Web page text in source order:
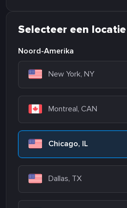
Selecteer een locatie
Noord-Amerika
New York, NY
Montreal, CAN
Chicago, IL
Dallas, TX